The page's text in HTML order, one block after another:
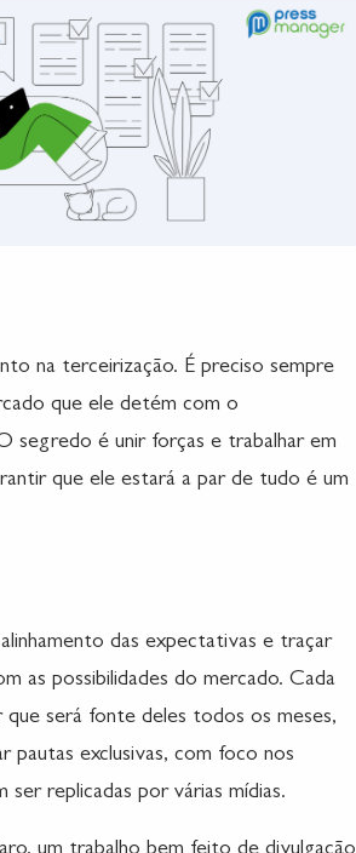
na terceirização. É preciso sempre
que ele detém com o
segredo é unir forças e trabalhar em
que ele estará a par de tudo é um
das expectativas e traçar
as possibilidades do mercado. Cada
que será fonte deles todos os meses,
pautas exclusivas, com foco nos
ser replicadas por várias mídias.